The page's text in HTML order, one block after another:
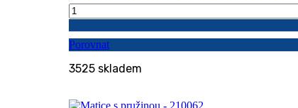
Úchyt
na
kabely
-
množství
Porovnat
3525 skladem